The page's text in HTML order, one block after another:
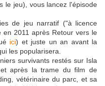
le jeu), vous lancez l'épisode
de jeu narratif ("à licence
en 2011 après Retour vers le
ici) et juste un an avant la
les popularisera.
survivants restés sur Isla
après la trame du film de
vétérinaire du parc, et sa